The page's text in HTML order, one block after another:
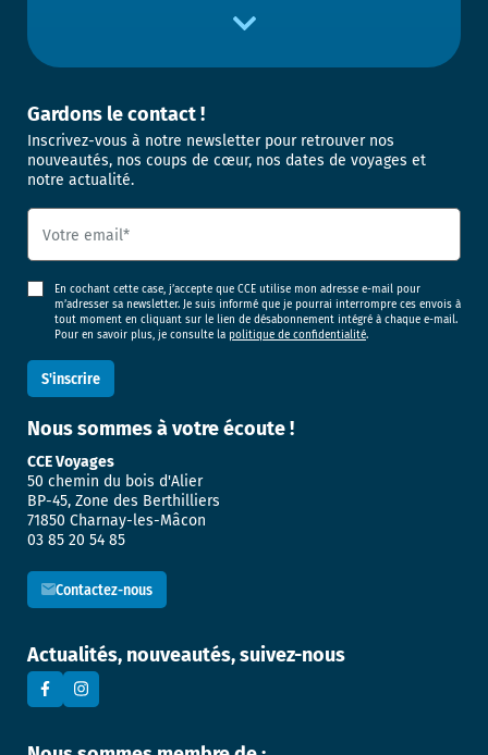
Gardons le contact !
Inscrivez-vous à notre newsletter pour retrouver nos
nouveautés, nos coups de cœur, nos dates de voyages et
notre actualité.
En cochant cette case, j’accepte que CCE utilise mon adresse e-mail pour
m’adresser sa newsletter. Je suis informé que je pourrai interrompre ces envois à
tout moment en cliquant sur le lien de désabonnement intégré à chaque e-mail.
Pour en savoir plus, je consulte la politique de confidentialité.
Nous sommesà votre écoute !
CCE Voyages
50 chemin du bois d'Alier
BP-45, Zone des Berthilliers
71850 Charnay-les-Mâcon
03 85 20 54 85
Contactez-nous
Actualités, nouveautés, suivez-nous